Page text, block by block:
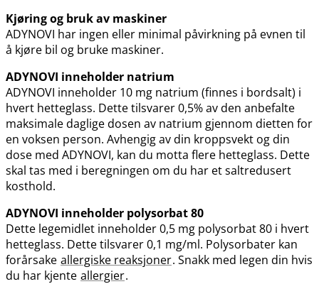
Kjøring og bruk av maskiner
ADYNOVI har ingen eller minimal påvirkning på evnen til
å kjøre bil og bruke maskiner.
ADYNOVI inneholder natrium
ADYNOVI inneholder 10 mg natrium (finnes i bordsalt) i
hvert hetteglass. Dette tilsvarer 0,5% av den anbefalte
maksimale daglige dosen av natrium gjennom dietten for
en voksen person. Avhengig av din kroppsvekt og din
dose med ADYNOVI, kan du motta flere hetteglass. Dette
skal tas med i beregningen om du har et saltredusert
kosthold.
ADYNOVI inneholder polysorbat 80
Dette legemidlet inneholder 0,5 mg polysorbat 80 i hvert
hetteglass. Dette tilsvarer 0,1 mg​/​ml. Polysorbater kan
forårsake allergiske reaksjoner. Snakk med legen din hvis
du har kjente allergier.